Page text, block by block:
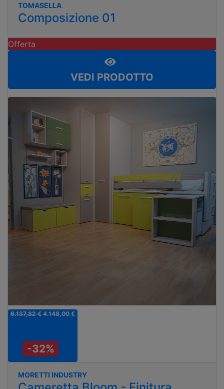
TOMASELLA
Composizione 01
Offerta
VEDI PRODOTTO
6.137,82 €4.148,00 €
-32%
MORETTI INDUSTRY